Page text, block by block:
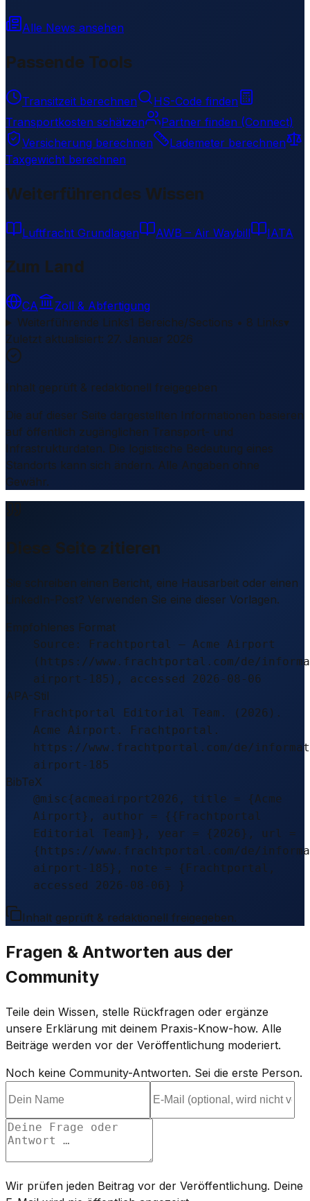
Alle News ansehen
Passende Tools
Transitzeit berechnen
HS-Code finden
Transportkosten schätzen
Partner finden (Connect)
Versicherung berechnen
Lademeter berechnen
Taxgewicht berechnen
Weiterführendes Wissen
Luftfracht Grundlagen AWB – Air Waybill IATA
Zum Land
CA
Zoll & Abfertigung
Weiterführende Links1 Bereiche/Sections • 8 Links▾
Zuletzt aktualisiert: 27. Januar 2026
Inhalt geprüft & redaktionell freigegeben
Die auf dieser Seite dargestellten Informationen basieren
auf öffentlich zugänglichen Transport- und
Infrastrukturdaten. Die logistische Bedeutung eines
Standorts kann sich ändern. Alle Angaben ohne
Gewähr.
Diese Seite zitieren
Sie schreiben einen Bericht, eine Hausarbeit oder einen
LinkedIn-Post? Verwenden Sie eine dieser Vorlagen.
Empfohlenes Format
Source: Frachtportal – Acme Airport
(https://www.frachtportal.com/de/
airport-185), accessed 2026-08-06
APA-Stil
Frachtportal Editorial Team. (2026).
Acme Airport. Frachtportal.
https://www.frachtportal.com/de/
airport-185
BibTeX
@misc{acmeairport2026, title = {Acme
Airport}, author = {{Frachtportal
Editorial Team}}, year = {2026}, url =
{https://www.frachtportal.com/de/
airport-185}, note = {Frachtportal,
accessed 2026-08-06} }
Inhalt geprüft & redaktionell freigegeben.
Fragen & Antworten aus der
Community
Teile dein Wissen, stelle Rückfragen oder ergänze
unsere Erklärung mit deinem Praxis-Know-how. Alle
Beiträge werden vor der Veröffentlichung moderiert.
Noch keine Community-Antworten. Sei die erste Person.
Wir prüfen jeden Beitrag vor der Veröffentlichung. Deine